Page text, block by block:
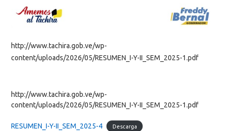
http://www.tachira.gob.ve/wp-
content/uploads/2026/05/RESUMEN_I-Y-II_SEM_2025-1.pdf
http://www.tachira.gob.ve/wp-
content/uploads/2026/05/RESUMEN_I-Y-II_SEM_2025-1.pdf
RESUMEN_I-Y-II_SEM_2025-4 Descarga